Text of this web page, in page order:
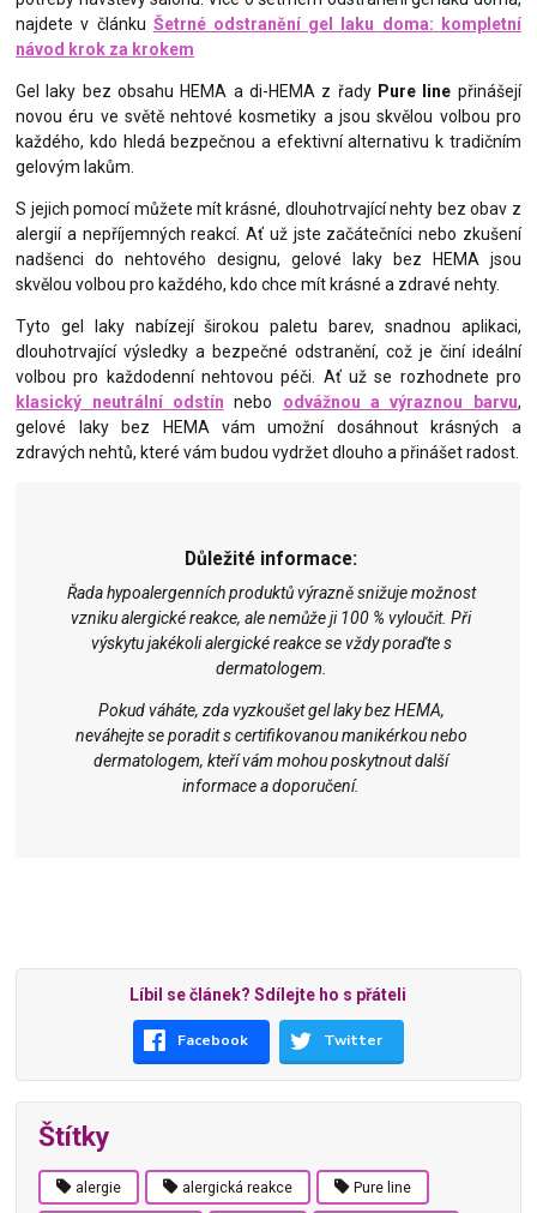
najdete v článku Šetrné odstranění gel laku doma: kompletní
návod krok za krokem
Gel laky bez obsahu HEMA a di-HEMA z řady Pure line přinášejí
novou éru ve světě nehtové kosmetiky a jsou skvělou volbou pro
každého, kdo hledá bezpečnou a efektivní alternativu k tradičním
gelovým lakům.
S jejich pomocí můžete mít krásné, dlouhotrvající nehty bez obav z
alergií a nepříjemných reakcí. Ať už jste začátečníci nebo zkušení
nadšenci do nehtového designu, gelové laky bez HEMA jsou
skvělou volbou pro každého, kdo chce mít krásné a zdravé nehty.
Tyto gel laky nabízejí širokou paletu barev, snadnou aplikaci,
dlouhotrvající výsledky a bezpečné odstranění, což je činí ideální
volbou pro každodenní nehtovou péči. Ať už se rozhodnete pro
klasický neutrální odstín nebo odvážnou a výraznou barvu,
gelové laky bez HEMA vám umožní dosáhnout krásných a
zdravých nehtů, které vám budou vydržet dlouho a přinášet radost.
Důležité informace:
Řada hypoalergenních produktů výrazně snižuje možnost
vzniku alergické reakce, ale nemůže ji 100 % vyloučit. Při
výskytu jakékoli alergické reakce se vždy poraďte s
dermatologem.
Pokud váháte, zda vyzkoušet gel laky bez HEMA,
neváhejte se poradit s certifikovanou manikérkou nebo
dermatologem, kteří vám mohou poskytnout další
informace a doporučení.
Líbil se článek? Sdílejte ho s přáteli
Facebook Twitter
Štítky
alergie alergická reakce Pure line